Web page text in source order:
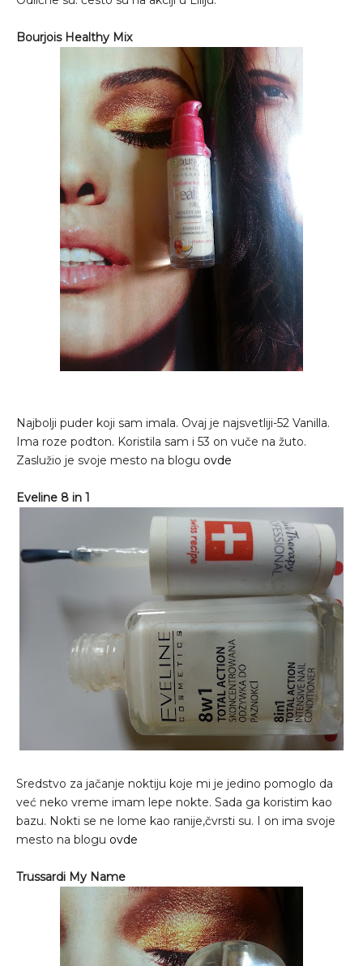
Bourjois Healthy Mix
Najbolji puder koji sam imala. Ovaj je najsvetliji-52 Vanilla.
Ima roze podton. Koristila sam i 53 on vuče na žuto.
Zaslužio je svoje mesto na blogu ovde
Eveline 8 in 1
Sredstvo za jačanje noktiju koje mi je jedino pomoglo da
već neko vreme imam lepe nokte. Sada ga koristim kao
bazu. Nokti se ne lome kao ranije,čvrsti su. I on ima svoje
mesto na blogu ovde
Trussardi My Name